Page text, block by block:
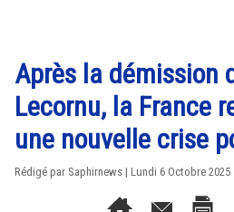
Après la démission
Lecornu, la France
une nouvelle crise
Rédigé par Saphirnews | Lundi 6 Octobre 2025